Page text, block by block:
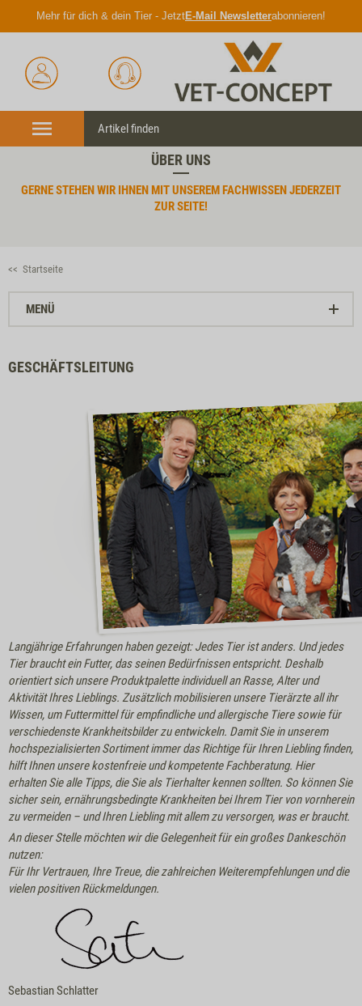
Mehr für dich & dein Tier - JetztE-Mail Newsletterabonnieren!
Anmelden
Service
ÜBER UNS
GERNE STEHEN WIR IHNEN MIT UNSEREM FACHWISSENJEDERZEIT
ZUR SEITE!
<< Startseite
MENÜ
GESCHÄFTSLEITUNG
Langjährige Erfahrungen haben gezeigt: Jedes Tier ist anders. Und jedes
Tier braucht ein Futter, das seinen Bedürfnissen entspricht. Deshalb
orientiert sich unsere Produktpalette individuell an Rasse, Alter und
Aktivität Ihres Lieblings. Zusätzlich mobilisieren unsere Tierärzte all ihr
Wissen, um Futtermittel für empfindliche und allergische Tiere sowie für
verschiedenste Krankheitsbilder zu entwickeln. Damit Sie in unserem
hochspezialisierten Sortiment immer das Richtige für Ihren Liebling finden,
hilft Ihnen unsere kostenfreie und kompetente Fachberatung. Hier
erhalten Sie alle Tipps, die Sie als Tierhalter kennen sollten. So können Sie
sicher sein, ernährungsbedingte Krankheiten bei Ihrem Tier von vornherein
zu vermeiden – und Ihren Liebling mit allem zu versorgen, was er braucht.
An dieser Stelle möchten wir die Gelegenheit für ein großes Dankeschön
nutzen:
Für Ihr Vertrauen, Ihre Treue, die zahlreichen Weiterempfehlungen und die
vielen positiven Rückmeldungen.
Sebastian Schlatter